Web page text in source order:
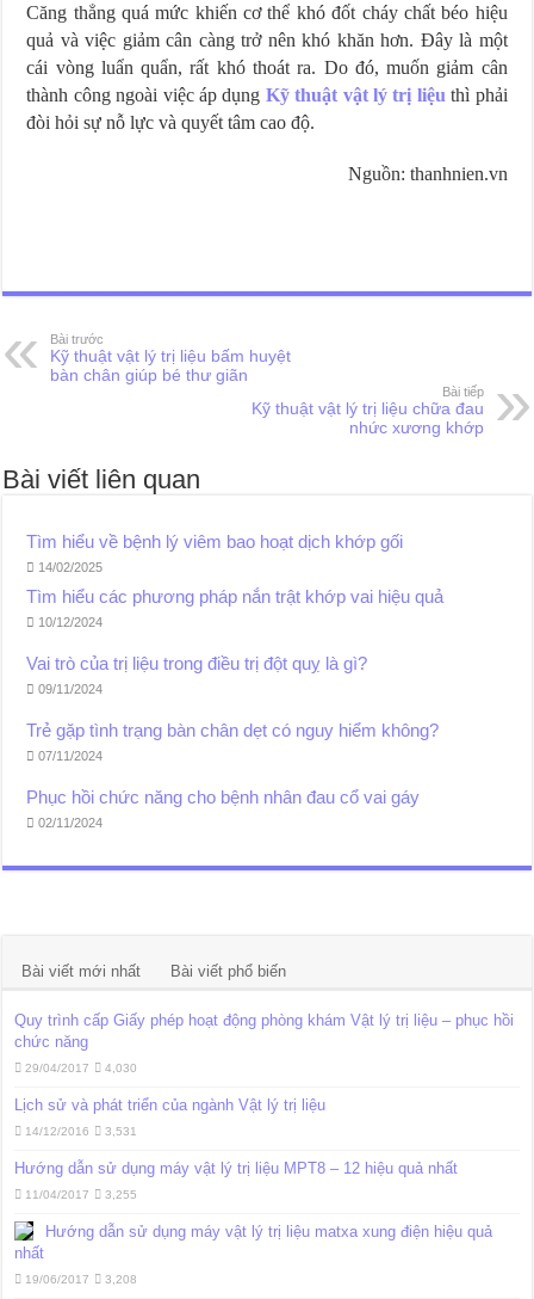
Căng thẳng quá mức khiến cơ thể khó đốt cháy chất béo hiệu
quả và việc giảm cân càng trở nên khó khăn hơn. Đây là một
cái vòng luẩn quẩn, rất khó thoát ra. Do đó, muốn giảm cân
thành công ngoài việc áp dụng Kỹ thuật vật lý trị liệu thì phải
đòi hỏi sự nỗ lực và quyết tâm cao độ.
Nguồn: thanhnien.vn
Bài trước
Kỹ thuật vật lý trị liệu bấm huyệt
bàn chân giúp bé thư giãn
Bài tiếp
Kỹ thuật vật lý trị liệu chữa đau
nhức xương khớp
Bài viết liên quan
Tìm hiểu về bệnh lý viêm bao hoạt dịch khớp gối
14/02/2025
Tìm hiểu các phương pháp nắn trật khớp vai hiệu quả
10/12/2024
Vai trò của trị liệu trong điều trị đột quỵ là gì?
09/11/2024
Trẻ gặp tình trạng bàn chân dẹt có nguy hiểm không?
07/11/2024
Phục hồi chức năng cho bệnh nhân đau cổ vai gáy
02/11/2024
Bài viết mới nhất Bài viết phổ biến
Quy trình cấp Giấy phép hoạt động phòng khám Vật lý trị liệu – phục hồi
chức năng
29/04/2017 4,030
Lịch sử và phát triển của ngành Vật lý trị liệu
14/12/2016 3,531
Hướng dẫn sử dụng máy vật lý trị liệu MPT8 – 12 hiệu quả nhất
11/04/2017 3,255
Hướng dẫn sử dụng máy vật lý trị liệu matxa xung điện hiệu quả
nhất
19/06/2017 3,208